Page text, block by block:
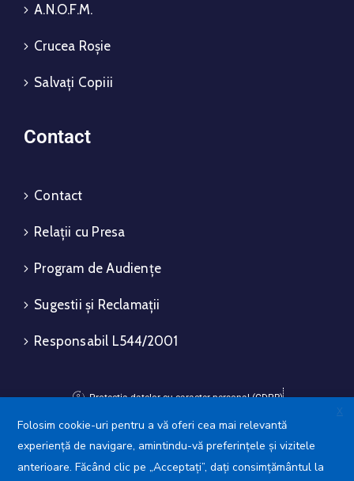
A.N.O.F.M.
Crucea Roșie
Salvați Copiii
Contact
Contact
Relații cu Presa
Program de Audiențe
Sugestii și Reclamații
Responsabil L544/2001
Protecția datelor cu caracter personal (GDPR)
Politica de utilizare a Cookie-urilor
Avansis Mobile
X
Folosim cookie-uri pentru a vă oferi cea mai relevantă
experiență de navigare, amintindu-vă preferințele și vizitele
anterioare. Făcând clic pe „Acceptați”, dați consimțământul la